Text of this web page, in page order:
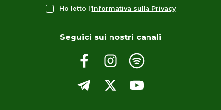
Ho letto l'Informativa sulla Privacy
Seguici sui nostri canali